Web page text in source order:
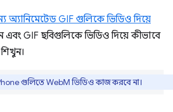
অ্যানিমেটেড GIF গুলিকে ভিডিও দিয়ে
এবং GIF ছবিগুলিকে ভিডিও দিয়ে কীভাবে
গুলিতে WebM ভিডিও কাজ করবে না।